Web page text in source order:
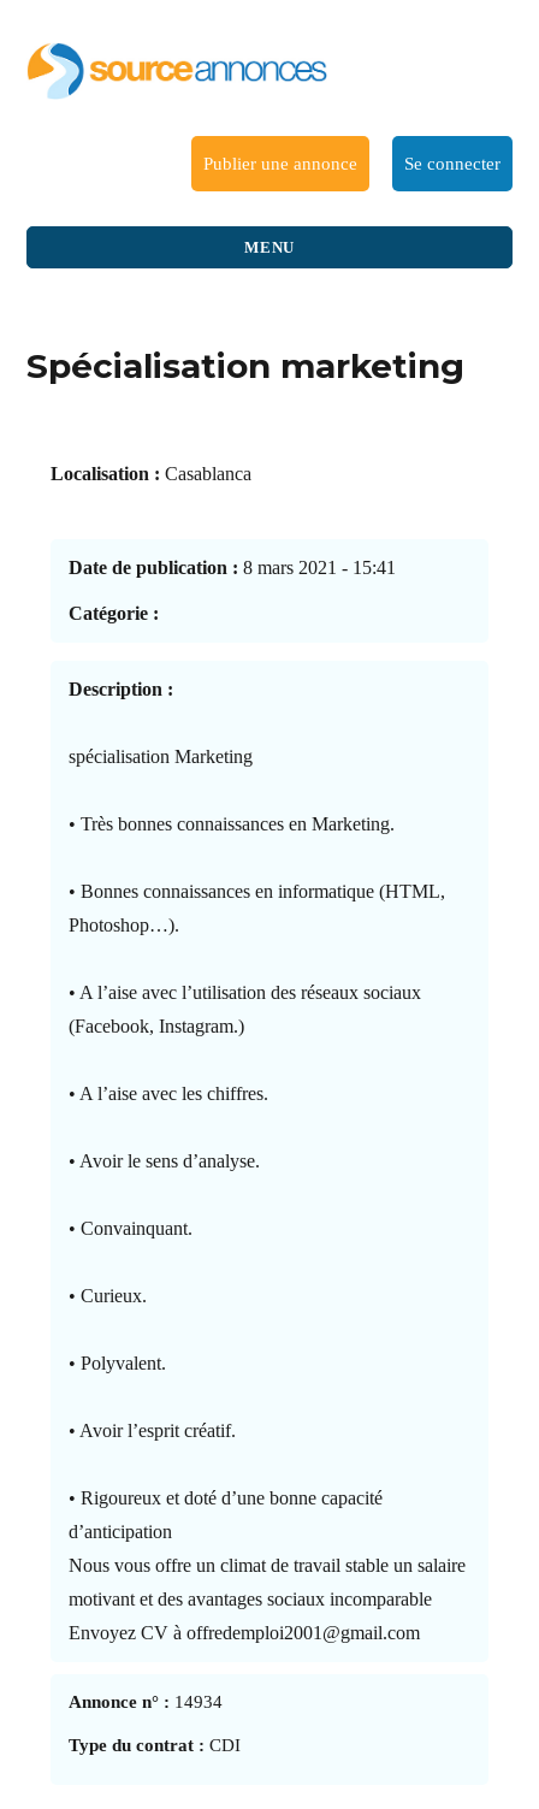
Publier une annonce Se connecter
MENU
Spécialisation marketing
Localisation : Casablanca
Date de publication : 8 mars 2021 - 15:41
Catégorie :
Description :
spécialisation Marketing
• Très bonnes connaissances en Marketing.
• Bonnes connaissances en informatique (HTML,
Photoshop…).
• A l’aise avec l’utilisation des réseaux sociaux
(Facebook, Instagram.)
• A l’aise avec les chiffres.
• Avoir le sens d’analyse.
• Convainquant.
• Curieux.
• Polyvalent.
• Avoir l’esprit créatif.
• Rigoureux et doté d’une bonne capacité
d’anticipation
Nous vous offre un climat de travail stable un salaire
motivant et des avantages sociaux incomparable
Envoyez CV à offredemploi2001@gmail.com
Annonce n° : 14934
Type du contrat : CDI